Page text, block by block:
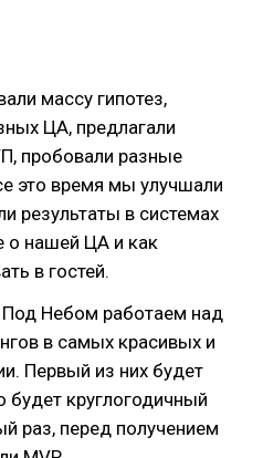
массу гипотез,
ЦА, предлагали
пробовали разные
это время мы улучшали
результаты в системах
о нашей ЦА и как
в гостей.
Небом работаем над
в самых красивых и
Первый из них будет
будет круглогодичный
раз, перед получением